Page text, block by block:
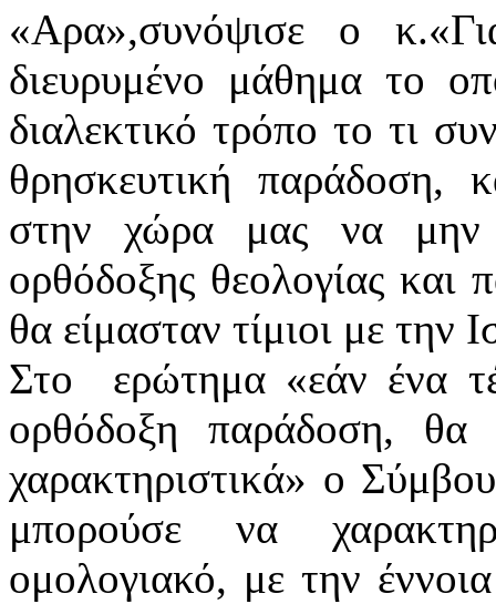
«Αρα»,συνόψισε ο
διευρυμένο μάθημα το
διαλεκτικό τρόπο το τι
θρησκευτική παράδοση,
στην χώρα μας να μην
ορθόδοξης θεολογίας και
θα είμασταν τίμιοι με την
Στο ερώτημα «εάν ένα
ορθόδοξη παράδοση, θα
χαρακτηριστικά» ο
μπορούσε να
ομολογιακό, με την